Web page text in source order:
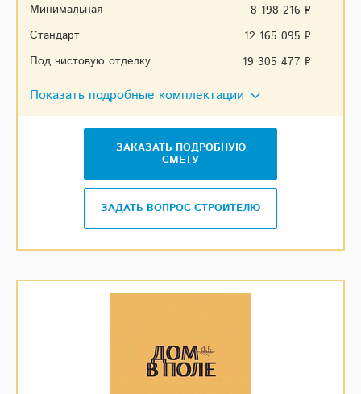
Минимальная
8 198 216 ₽
Стандарт
12 165 095 ₽
Под чистовую отделку
19 305 477 ₽
Показать подробные комплектации
ЗАКАЗАТЬ ПОДРОБНУЮ
СМЕТУ
ЗАДАТЬ ВОПРОС СТРОИТЕЛЮ